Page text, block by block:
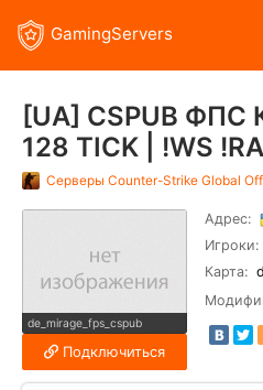
GamingServers
[UA] CSPUB ФПС
128 TICK | !WS
Серверы Counter-Strike Global
de_mirage_fps_cspub
Подключиться
Адрес:
Игроки:
Карта: